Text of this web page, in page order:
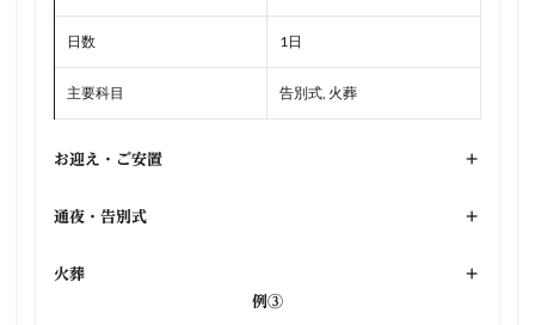
日数 1日
主要科目 告別式, 火葬
お迎え・ご安置 +
通夜・告別式 +
火葬
+
例③